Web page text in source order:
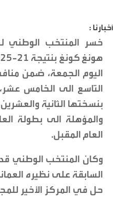
أخبارنا :
خسر المنتخب الوطني
اليوم الجمعة، ضمن
التاسع الى الخامس
بنسختها الثانية
والمؤهلة الى بطولة
العام المقبل.
وكان المنتخب الوطني
حل في المركز الأخير